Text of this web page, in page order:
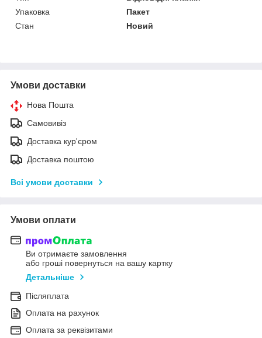
Упаковка
Пакет
Стан
Новий
Умови доставки
Нова Пошта
Самовивіз
Доставка кур'єром
Доставка поштою
Всі умови доставки
Умови оплати
Ви отримаєте замовлення
або гроші повернуться на вашу картку
Детальніше
Післяплата
Оплата на рахунок
Оплата за реквізитами